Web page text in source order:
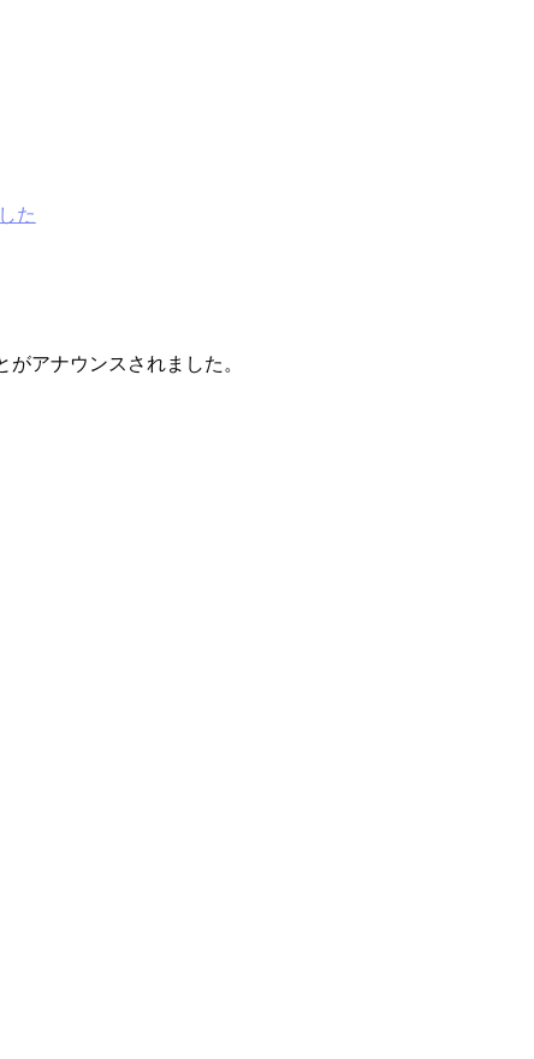
た
がアナウンスされました。